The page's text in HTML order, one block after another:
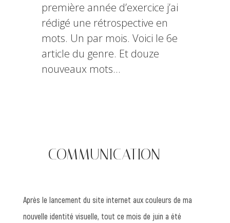
première année d’exercice j’ai
rédigé une rétrospective en
mots. Un par mois. Voici le 6e
article du genre. Et douze
nouveaux mots…
—— COMMUNICATION
Après le lancement du site internet aux couleurs de ma
nouvelle identité visuelle, tout ce mois de juin a été